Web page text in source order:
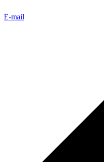
E-mail